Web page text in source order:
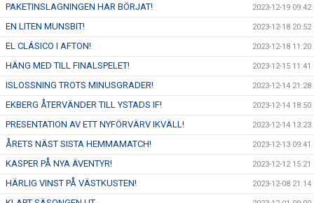
PAKETINSLAGNINGEN HAR BÖRJAT! 2023-12-19 09:42
EN LITEN MUNSBIT! 2023-12-18 20:52
EL CLÁSICO I AFTON! 2023-12-18 11:20
HÄNG MED TILL FINALSPELET! 2023-12-15 11:41
ISLOSSNING TROTS MINUSGRADER! 2023-12-14 21:28
EKBERG ÅTERVÄNDER TILL YSTADS IF! 2023-12-14 18:50
PRESENTATION AV ETT NYFÖRVÄRV IKVÄLL! 2023-12-14 13:23
ÅRETS NÄST SISTA HEMMAMATCH! 2023-12-13 09:41
KASPER PÅ NYA ÄVENTYR! 2023-12-12 15:21
HÄRLIG VINST PÅ VÄSTKUSTEN! 2023-12-08 21:14